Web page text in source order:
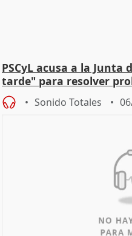
PSCyL acusa a la
tarde" para resolver
Sonido Totales